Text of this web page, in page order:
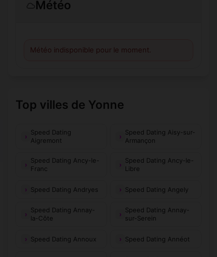
Météo
Météo indisponible pour le moment.
Top villes de Yonne
Speed Dating
Aigremont
Speed Dating Aisy-sur-
Armançon
Speed Dating Ancy-le-
Franc
Speed Dating Ancy-le-
Libre
Speed Dating Andryes Speed Dating Angely
Speed Dating Annay-
la-Côte
Speed Dating Annay-
sur-Serein
Speed Dating Annoux Speed Dating Annéot